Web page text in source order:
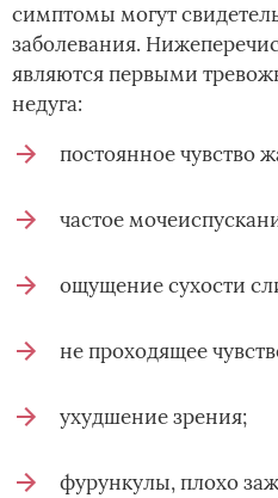
симптомы могут
заболевания.
являются первыми
недуга:
постоянное чувство
частое
ощущение сухости
не проходящее
ухудшение зрения;
фурункулы, плохо